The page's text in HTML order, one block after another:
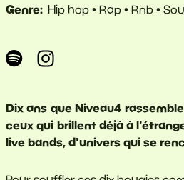
Genre Hip hop Rap Rnb
Dix ans que Niveau4
ceux qui brillent déjà à
live bands, d'univers qui se